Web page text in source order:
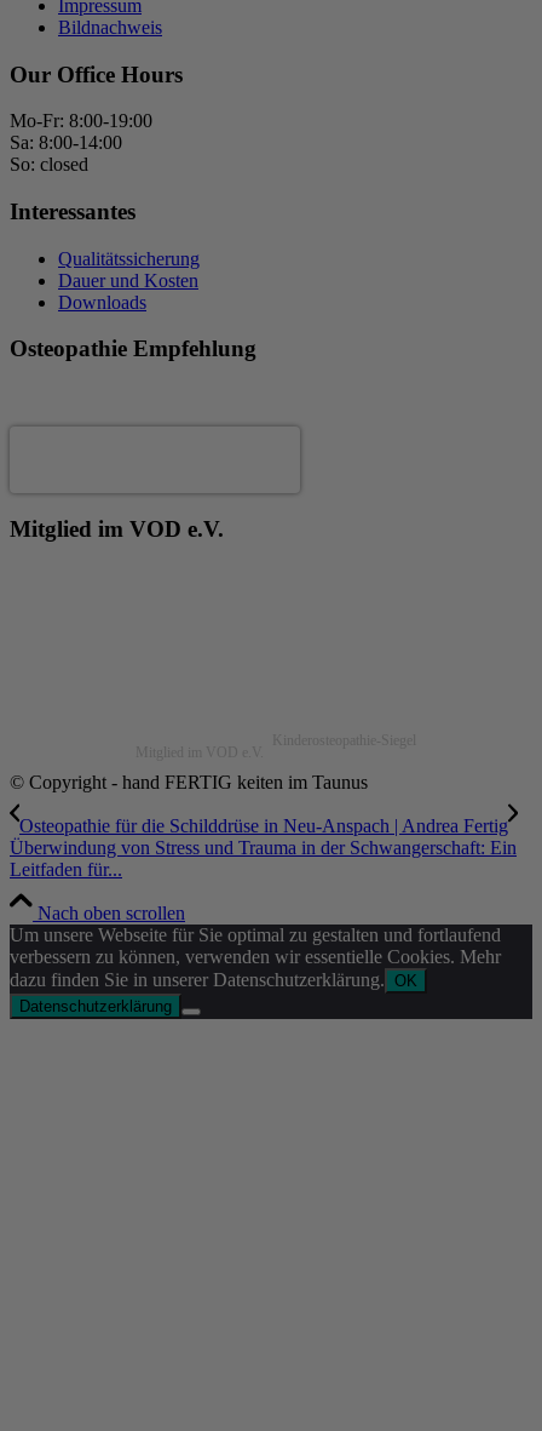
Impressum
Bildnachweis
Our Office Hours
Mo-Fr: 8:00-19:00
Sa: 8:00-14:00
So: closed
Interessantes
Qualitätssicherung
Dauer und Kosten
Downloads
Osteopathie Empfehlung
Mitglied im VOD e.V.
© Copyright - hand FERTIG keiten im Taunus
Osteopathie für die Schilddrüse in Neu-Anspach | Andrea Fertig
Überwindung von Stress und Trauma in der Schwangerschaft: Ein
Leitfaden für...
Nach oben scrollen
Um unsere Webseite für Sie optimal zu gestalten und fortlaufend
verbessern zu können, verwenden wir essentielle Cookies. Mehr
dazu finden Sie in unserer Datenschutzerklärung. OK
Datenschutzerklärung